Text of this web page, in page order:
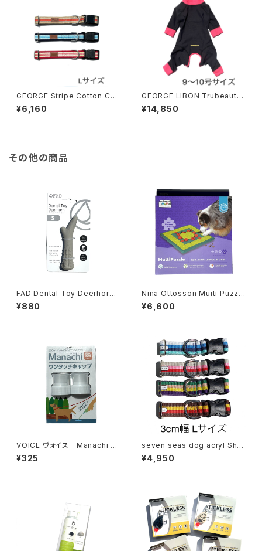
GEORGE Stripe Cotton Coll
ar Lサイズ ジョージ ストライ
プ コットンカラー
¥6,160
GEORGE LIBON Trubeaute
4legs 9〜10号サイズ ジョー
ジ リボン トゥルーボーテ 4レ
¥14,850
その他の商品
FAD Dental Toy Deerhorn
Sサイズ ファッド デンタルトイ
ディアホーン
¥880
Nina Ottosson Muiti Puzzl
e ニーナ オットソン マルチパズ
ル
¥6,600
VOICE ヴォイス Manachi マ
ナッチ ワンタッチキャップ
¥325
seven seas dog acryl Shor
t Collar セブンシーズドッグ ア
クリル ショートカラー 3cm幅L
¥4,950